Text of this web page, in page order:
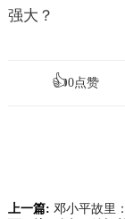
强大？
👍0点赞
上一篇: 邓小平故里